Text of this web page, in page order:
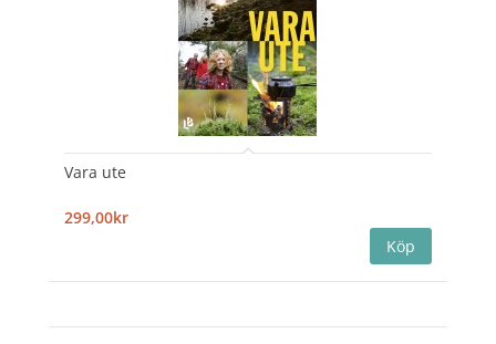
Vara ute
299,00kr